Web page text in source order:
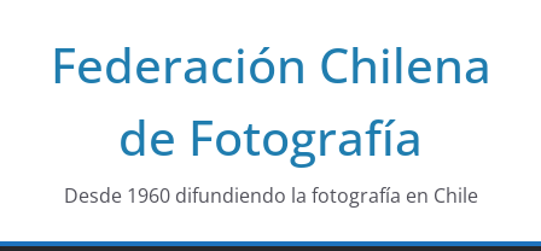
contenidoFederación Chilena
de Fotografía
Desde 1960 difundiendo la fotografía en Chile